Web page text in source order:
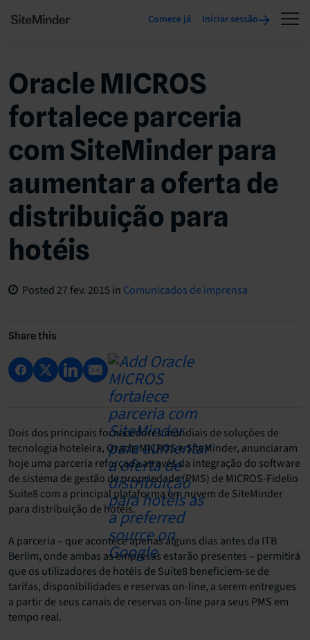
Comece já Iniciar sessão
Oracle MICROS
fortalece parceria
com SiteMinder para
aumentar a oferta de
distribuição para
hotéis
Posted 27 fev. 2015 in Comunicados de imprensa
Share this
Dois dos principais fornecedores mundiais de soluções de
tecnologia hoteleira, Oracle MICROS e SiteMinder, anunciaram
hoje uma parceria reforçada através da integração do software
de sistema de gestão de propriedade (PMS) de MICROS-Fidelio
Suite8 com a principal plataforma em nuvem de SiteMinder
para distribuição de hotéis.
A parceria – que acontece apenas alguns dias antes da ITB
Berlim, onde ambas as empresas estarão presentes – permitirá
que os utilizadores de hotéis de Suite8 beneficiem-se de
tarifas, disponibilidades e reservas on-line, a serem entregues
a partir de seus canais de reservas on-line para seus PMS em
tempo real.